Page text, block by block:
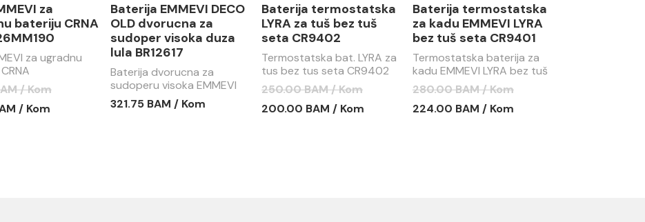
za
bateriju CRNA
za ugradnu
/ Kom
/ Kom
Baterija EMMEVI DECO
OLD dvorucna za
sudoper visoka duza
lula BR12617
Baterija dvorucna za
sudoperu visoka EMMEVI
DECO OLD duza lula
BR12617
321.75 BAM / Kom
Baterija termostatska
LYRA za tuš bez tuš
seta CR9402
Termostatska bat. LYRA za
tus bez tus seta CR9402
250.00 BAM / Kom
200.00 BAM / Kom
Baterija termostatska
za kadu EMMEVI LYRA
bez tuš seta CR9401
Termostatska baterija za
kadu EMMEVI LYRA bez tuš
seta CR9401
280.00 BAM / Kom
224.00 BAM / Kom